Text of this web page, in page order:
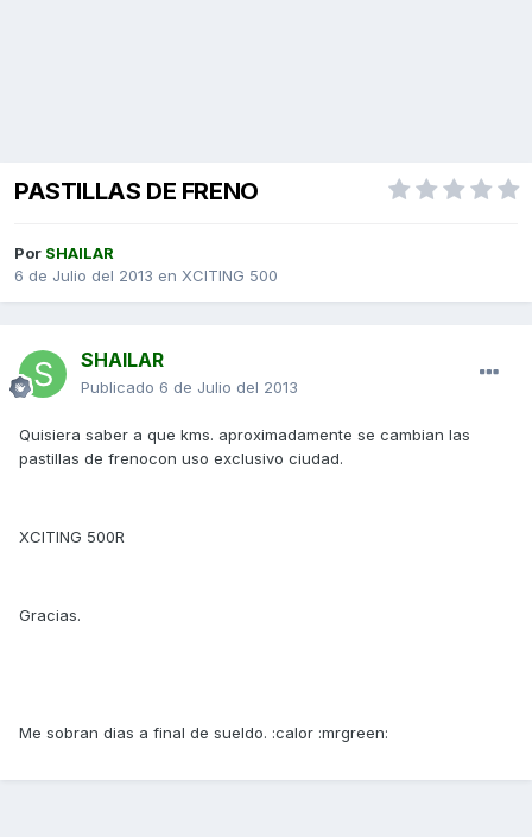
PASTILLAS DE FRENO
Por SHAILAR
6 de Julio del 2013 en XCITING 500
SHAILAR
Publicado 6 de Julio del 2013
Quisiera saber a que kms. aproximadamente se cambian las
pastillas de frenocon uso exclusivo ciudad.
XCITING 500R
Gracias.
Me sobran dias a final de sueldo. :calor :mrgreen: